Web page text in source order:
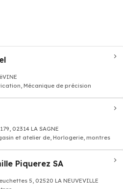
Mécanique de précision
02314 LA SAGNE
et atelier de, Horlogerie, montres
Piquerez SA
5, 02520 LA NEUVEVILLE